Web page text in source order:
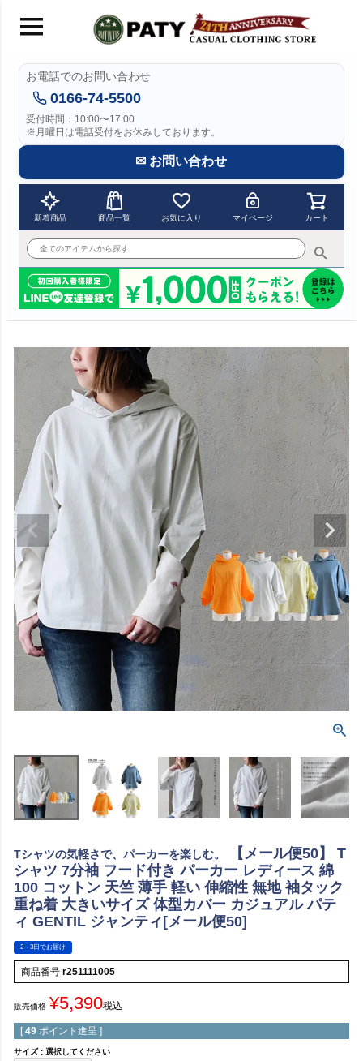
お電話でのお問い合わせ
0166-74-5500
受付時間：10:00〜17:00
※月曜日は電話受付をお休みしております。
✉ お問い合わせ
新着商品 商品一覧 お気に入り マイページ カート
Tシャツの気軽さで、パーカーを楽しむ。
【メール便50】 T
シャツ 7分袖 フード付き パーカー レディース 綿
100 コットン 天竺 薄手 軽い 伸縮性 無地 袖タック
重ね着 大きいサイズ 体型カバー カジュアル パテ
ィ GENTIL ジャンティ[メール便50]
2～3日でお届け
商品番号 r251111005
販売価格 ¥5,390税込
[ 49 ポイント進呈 ]
サイズ 選択してください